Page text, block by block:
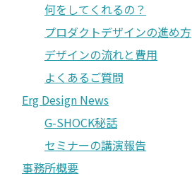
何をしてくれるの？
プロダクトデザインの進め方
デザインの流れと費用
よくあるご質問
Erg Design News
G-SHOCK秘話
セミナーの講演報告
事務所概要